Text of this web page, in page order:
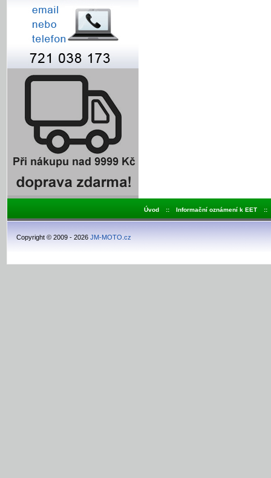
Úvod :: Informační oznámení k EET ::
Copyright © 2009 - 2026 JM-MOTO.cz